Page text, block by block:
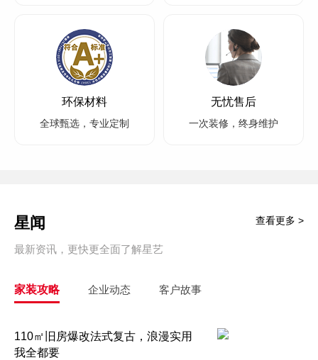
环保材料
全球甄选，专业定制
无忧售后
一次装修，终身维护
星闻
最新资讯，更快更全面了解星艺
查看更多 >
家装攻略 企业动态 客户故事
110㎡旧房爆改法式复古，浪漫实用
我全都要